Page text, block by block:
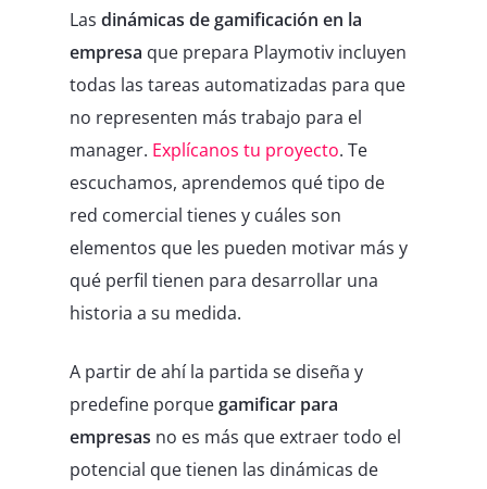
Lasdinámicas de gamificación en la
empresa que prepara Playmotiv incluyen
todas las tareas automatizadas para que
no representen más trabajo para el
manager. Explícanos tu proyecto. Te
escuchamos, aprendemos qué tipo de
red comercial tienes y cuáles son
elementos que les pueden motivar más y
qué perfil tienen para desarrollar una
historia a su medida.
A partir de ahí la partida se diseña y
predefine porquegamificar para
empresas no es más que extraer todo el
potencial que tienen las dinámicas de